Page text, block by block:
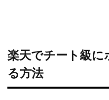
楽天でチート級に
る方法